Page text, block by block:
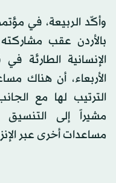
وأكّد الربيعة، في
بالأردن عقب
الإنسانية الطارئة
الأربعاء، أن هناك
الترتيب لها مع
مشيراً إلى التنسيق
مساعدات أخرى عبر